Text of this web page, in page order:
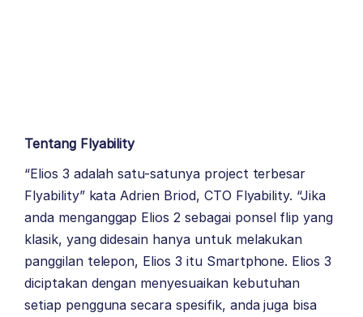
Tentang Flyability
“Elios 3 adalah satu-satunya project terbesar
Flyability” kata Adrien Briod, CTO Flyability. “Jika
anda menganggap Elios 2 sebagai ponsel flip yang
klasik, yang didesain hanya untuk melakukan
panggilan telepon, Elios 3 itu Smartphone. Elios 3
diciptakan dengan menyesuaikan kebutuhan
setiap pengguna secara spesifik, anda juga bisa